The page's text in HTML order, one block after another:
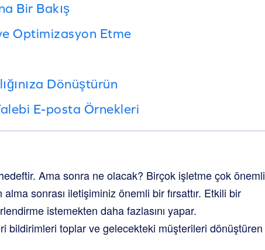
Bir Bakış
Optimizasyon Etme
Dönüştürün
E-posta Örnekleri
Ama sonra ne olacak? Birçok işletme çok önemli
sonrası iletişiminiz önemli bir fırsattır. Etkili bir
istemekten daha fazlasını yapar.
bildirimleri toplar ve gelecekteki müşterileri dönüştüren